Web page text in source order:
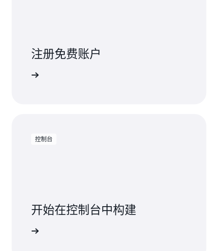
注册免费账户
控制台
开始在控制台中构建